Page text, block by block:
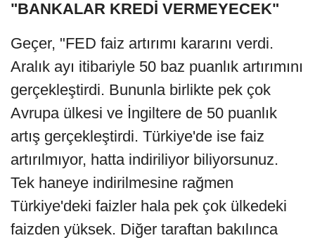
"BANKALAR KREDİ VERMEYECEK"
Geçer, "FED faiz artırımı kararını verdi.
Aralık ayı itibariyle 50 baz puanlık artırımını
gerçekleştirdi. Bununla birlikte pek çok
Avrupa ülkesi ve İngiltere de 50 puanlık
artış gerçekleştirdi. Türkiye'de ise faiz
artırılmıyor, hatta indiriliyor biliyorsunuz.
Tek haneye indirilmesine rağmen
Türkiye'deki faizler hala pek çok ülkedeki
faizden yüksek. Diğer taraftan bakılınca